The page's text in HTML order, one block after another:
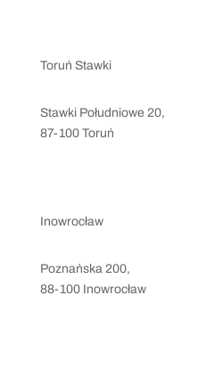
Toruń Stawki
Stawki Południowe 20,
87-100 Toruń
Inowrocław
Poznańska 200,
88-100 Inowrocław